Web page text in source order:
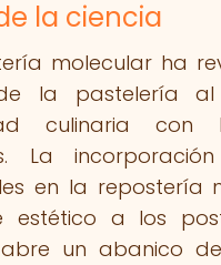
la ciencia
molecular ha
la pastelería
culinaria con
La
en la repostería
estético a los
un abanico